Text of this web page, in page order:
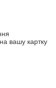
вашу картку